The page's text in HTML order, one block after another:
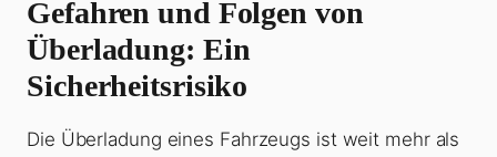
Gefahren und Folgen von
Überladung: Ein
Sicherheitsrisiko
Die Überladung eines Fahrzeugs ist weit mehr als